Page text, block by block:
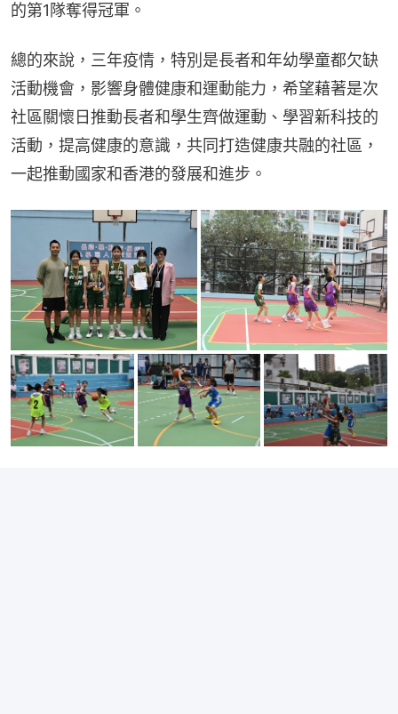
的第1隊奪得冠軍。
總的來說，三年疫情，特別是長者和年幼學童都欠缺
活動機會，影響身體健康和運動能力，希望藉著是次
社區關懷日推動長者和學生齊做運動、學習新科技的
活動，提高健康的意識，共同打造健康共融的社區，
一起推動國家和香港的發展和進步。